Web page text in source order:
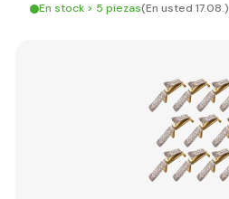
En stock > 5 piezas(En usted 17.08.)